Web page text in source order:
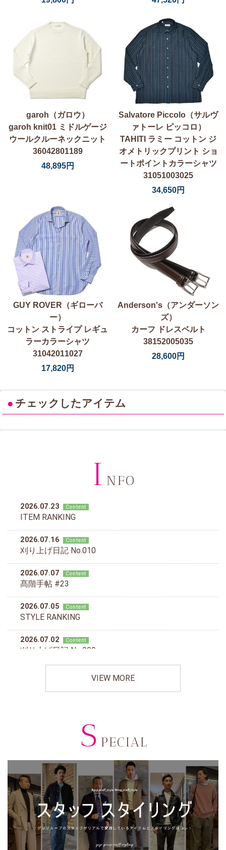
garoh（ガロウ）
garoh knit01 ミドルゲージ
ウールクルーネックニット
36042801189
48,895円
Salvatore Piccolo（サルヴ
ァトーレ ピッコロ）
TAHITI ラミー コットン ジ
オメトリックプリント ショ
ートポイントカラーシャツ
31051003025
34,650円
GUY ROVER（ギローバ
ー）
コットン ストライプ レギュ
ラーカラーシャツ
31042011027
17,820円
Anderson's（アンダーソン
ズ）
カーフ ドレスベルト
38152005035
28,600円
● チェックしたアイテム
I NFO
VIEW MORE
S PECIAL